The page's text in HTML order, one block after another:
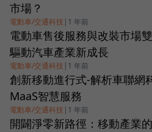
市場？
電動車/交通科技 | 1 年前
電動車售後服務與改裝市場雙
驅動汽車產業新成長
電動車/交通科技 | 1 年前
創新移動進行式-解析車聯網
MaaS智慧服務
電動車/交通科技 | 1 年前
開闢淨零新路徑：移動產業